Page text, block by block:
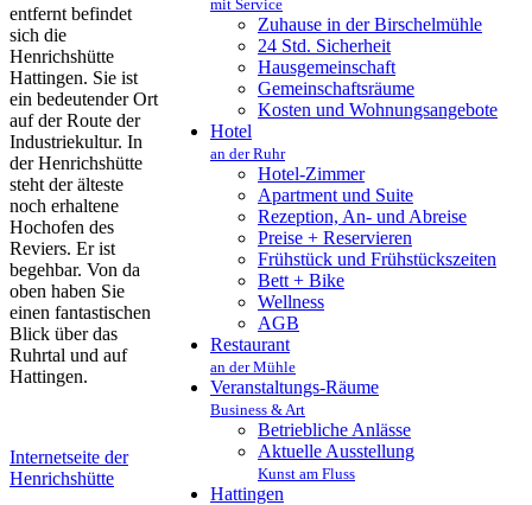
mit Service
Zuhause in der Birschelmühle
24 Std. Sicherheit
Hausgemeinschaft
Gemeinschaftsräume
Kosten und Wohnungsangebote
Hotel
an der Ruhr
Hotel-Zimmer
Apartment und Suite
Rezeption, An- und Abreise
Preise + Reservieren
Frühstück und Frühstückszeiten
Bett + Bike
Wellness
AGB
Restaurant
an der Mühle
Veranstaltungs-Räume
Business & Art
Betriebliche Anlässe
Aktuelle Ausstellung
Kunst am Fluss
Hattingen
entfernt befindet
sich die
Henrichshütte
Hattingen. Sie ist
ein bedeutender Ort
auf der Route der
Industriekultur. In
der Henrichshütte
steht der älteste
noch erhaltene
Hochofen des
Reviers. Er ist
begehbar. Von da
oben haben Sie
einen fantastischen
Blick über das
Ruhrtal und auf
Hattingen.
Internetseite der
Henrichshütte